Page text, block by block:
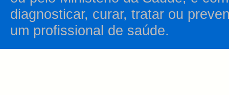
diagnosticar, curar, tratar ou
um profissional de saúde.